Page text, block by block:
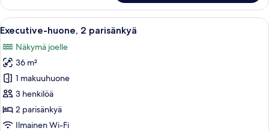
1
suuri
parisänky
Avaa
kaikki
huonetyypin
Executive-
huone,
2
parisänkyä
kuvat
Hotellihuone, jossa on kaksi
7
Executive-huone, 2 parisänkyä
Näkymä joelle
36 m²
1 makuuhuone
3 henkilöä
2 parisänkyä
Ilmainen Wi-Fi